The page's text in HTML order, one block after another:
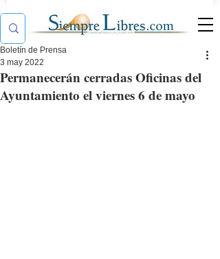
Permanecerán cerradas Oficinas del
Ayuntamiento el viernes 6 de mayo
Boletín de Prensa
3 may 2022